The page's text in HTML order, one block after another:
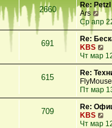
о
б
щ
е
н
ю
м
у
с
о
о
щ
е
н
и
ю
е
д
н
е
м
с
о
о
б
щ
е
н
ю
п
о
с
л
е
н
е
м
у
с
о
о
щ
2660
Re:
Ars
П
е
р
е
й
т
и
к
п
о
с
л
е
д
Ср апр
691
Re:
KBS
е
р
е
й
т
и
к
о
Чт мар
615
Re:
FlyMouse
Пт мар
709
Re:
KBS
е
Чт мар